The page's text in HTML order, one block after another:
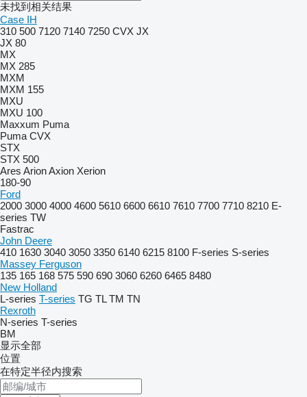
未找到相关结果
Case IH
310 500 7120 7140 7250 CVX JX
JX 80
MX
MX 285
MXM
MXM 155
MXU
MXU 100
Maxxum Puma
Puma CVX
STX
STX 500
Ares ArionAxion Xerion
180-90
Ford
2000 3000 4000 4600 5610 6600 6610 7610 7700 7710 8210 E-
series TW
Fastrac
John Deere
410 1630 3040 3050 3350 6140 6215 8100 F-series S-series
Massey Ferguson
135 165 168 575 590 690 3060 6260 6465 8480
New Holland
L-series T-series TG TL TM TN
Rexroth
N-series T-series
BM
显示全部
位置
在特定半径内搜索